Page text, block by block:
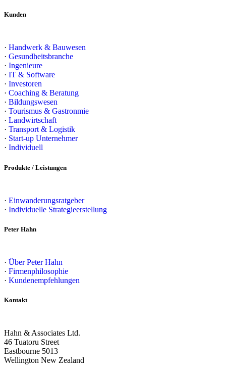
Kunden
· Handwerk & Bauwesen
· Gesundheitsbranche
· Ingenieure
· IT & Software
· Investoren
· Coaching & Beratung
· Bildungswesen
· Tourismus & Gastronmie
· Landwirtschaft
· Transport & Logistik
· Start-up Unternehmer
· Individuell
Produkte / Leistungen
· Einwanderungsratgeber
· Individuelle Strategieerstellung
Peter Hahn
· Über Peter Hahn
· Firmenphilosophie
· Kundenempfehlungen
Kontakt
Hahn & Associates Ltd.
46 Tuatoru Street
Eastbourne 5013
Wellington New Zealand